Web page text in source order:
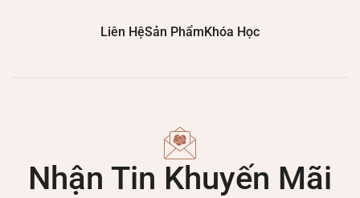
Liên HệSản PhẩmKhóa Học
Nhận Tin Khuyến Mãi